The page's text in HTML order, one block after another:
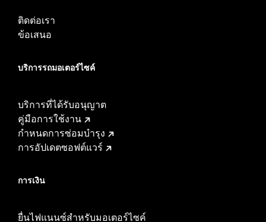
ติดต่อเรา
ข้อเสนอ
บริการรถมอเตอร์ไซค์​
บริการที่ได้รับอนุญาต
คู่มือการใช้งาน
กำหนดการซ่อมบำรุง
การอัปเดตซอฟต์แวร์
การเงิน
ยื่นไฟแนนซ์สำหรับมอเตอร์ไซค์